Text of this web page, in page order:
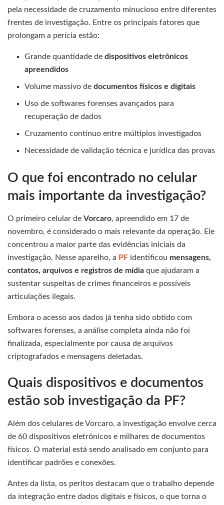
pela necessidade de cruzamento minucioso entre diferentes
frentes de investigação. Entre os principais fatores que
prolongam a perícia estão:
Grande quantidade dedispositivos eletrônicos
apreendidos
Volume massivo dedocumentos físicos e digitais
Uso de softwares forenses avançados para
recuperação de dados
Cruzamento contínuo entre múltiplos investigados
Necessidade de validação técnica e jurídica das provas
O que foi encontrado no celular
mais importante da investigação?
O primeiro celular de Vorcaro, apreendido em 17 de
novembro, é considerado o mais relevante da operação. Ele
concentrou a maior parte das evidências iniciais da
investigação. Nesse aparelho, a PF identificou mensagens,
contatos, arquivos e registros de mídia que ajudaram a
sustentar suspeitas de crimes financeiros e possíveis
articulações ilegais.
Embora o acesso aos dados já tenha sido obtido com
softwares forenses, a análise completa ainda não foi
finalizada, especialmente por causa de arquivos
criptografados e mensagens deletadas.
Quais dispositivos e documentos
estão sob investigação da PF?
Além dos celulares de Vorcaro, a investigação envolve cerca
de 60 dispositivos eletrônicos e milhares de documentos
físicos. O material está sendo analisado em conjunto para
identificar padrões e conexões.
Antes da lista, os peritos destacam que o trabalho depende
da integração entre dados digitais e físicos, o que torna o